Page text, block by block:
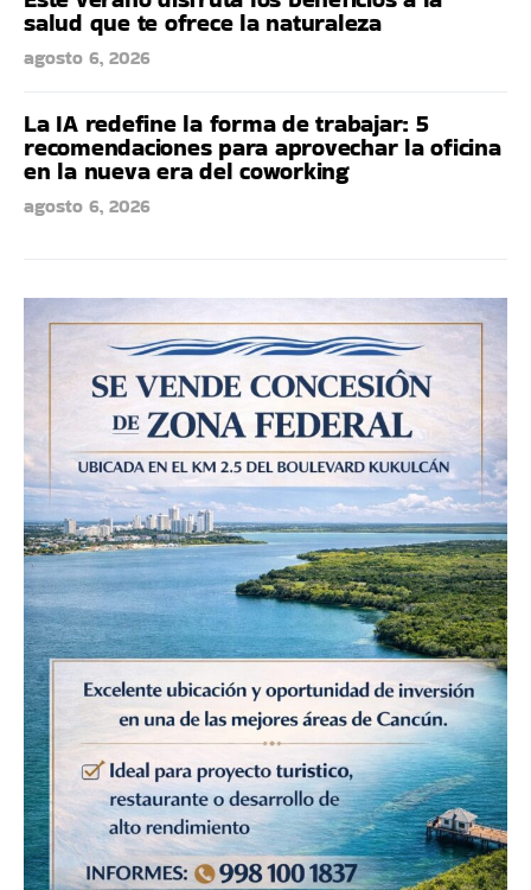
salud que te ofrece la naturaleza
agosto 6, 2026
La IA redefine la forma de trabajar: 5
recomendaciones para aprovechar la oficina
en la nueva era del coworking
agosto 6, 2026